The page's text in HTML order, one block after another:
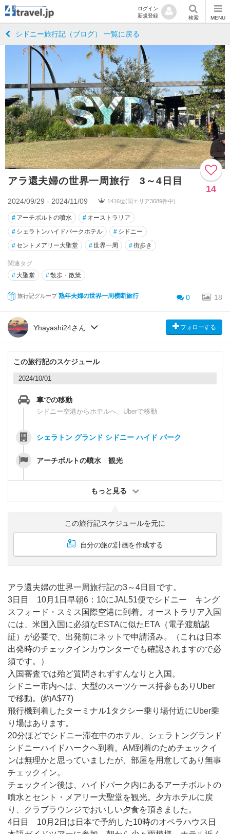
ログイン
新規登録
検索 MENU
シドニー旅行記（ブログ） 一覧に戻る
アラ還夫婦の世界一周旅行 3～4日目
14
2024/09/29 - 2024/11/09 1416位(同エリア3689件中)
# アーチボルトの噴水 # オーストラリア
# シェラトンハイドパークホテル # シドニー
#セントメアリー大聖堂 #世界一周 #街歩き
関連タグ
# 大聖堂 #散歩・散策
旅行記グループ 熟年夫婦の世界一周横断旅行 0 18
Yhayashi24さん フォローする
この旅行記のスケジュール
2024/10/01
車での移動
シドニー空港からホテルへ、Uberで移動
シェラトン グランド シドニー ハイド パーク
アーチボルトの噴水 観光
もっと見る
この旅行記スケジュールを元に
自分の旅の計画を作成する
アラ還夫婦の世界一周旅行記の3～4日目です。
3日目 10月1日早朝6：10にJAL51便でシドニー キング
スフォード・スミス国際空港に到着。オーストラリア入国
には、米国入国に必須なESTAに似たETA（電子渡航認
証）が必要で、出発前にネットで申請済み。（これは日本
出発時のチェックインカウンターでも確認されますので必
須です。）
入国審査では殆ど質問されずすんなりと入国。
シドニー市内へは、大型のスーツケース持参もありUber
で移動。(約A$77)
飛行機到着したターミナル1タクシー乗り場付近にUber乗
り場はあります。
20分ほどでシドニー滞在中のホテル、シェラトングランド
シドニーハイドハークへ到着。AM到着のためチェックイ
ンは無理かと思っていましたが、部屋を用意してあり無事
チェックイン。
チェックイン後は、ハイドパーク内にあるアーチボルトの
噴水とセント・メアリー大聖堂を観光。夕方ホテルに戻
り、クラブラウンジでおいしい夕食を頂きました。
4日目 10月2日は日本で予約した10時のオペラハウス日